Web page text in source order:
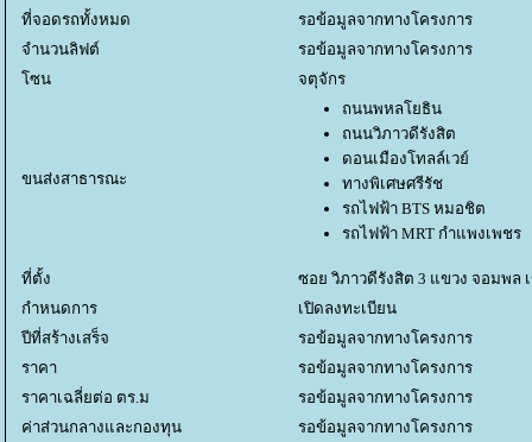
ที่จอดรถทั้งหมด
รอข้อมูลจากทางโครงการ
จำนวนลิฟต์
รอข้อมูลจากทางโครงการ
ซน
จตุจักร
ขนส่งสาธารณะ
ถนนพหลโยธิน
ถนนวิภาวดีรังสิต
ดอนเมืองโทลล์เวย์
ทางพิเศษศรีรัช
รถไฟฟ้า BTS หมอชิต
รถไฟฟ้า MRT กำแพงเพชร
ที่ตั้ง
ซอย วิภาวดีรังสิต 3 แขวง จอมพล
กำหนดการ
เปิดลงทะเบียน
ปีที่สร้างเสร็จ
รอข้อมูลจากทางโครงการ
ราคา
รอข้อมูลจากทางโครงการ
ราคาเฉลี่ยต่อ ตร.ม
รอข้อมูลจากทางโครงการ
ค่าส่วนกลางและกองทุน
รอข้อมูลจากทางโครงการ